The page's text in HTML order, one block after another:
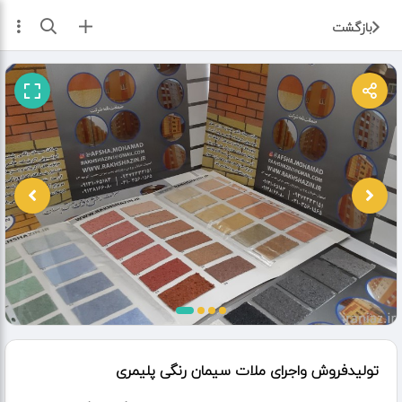
بازگشت ثبت آگهی
تولیدفروش واجرای ملات سیمان رنگی پلیمری